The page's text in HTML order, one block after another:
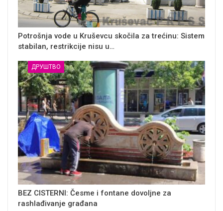
Potrošnja vode u Kruševcu skočila za trećinu: Sistem
stabilan, restrikcije nisu u…
ДРУШТВО
BEZ CISTERNI: Česme i fontane dovoljne za
rashlađivanje građana